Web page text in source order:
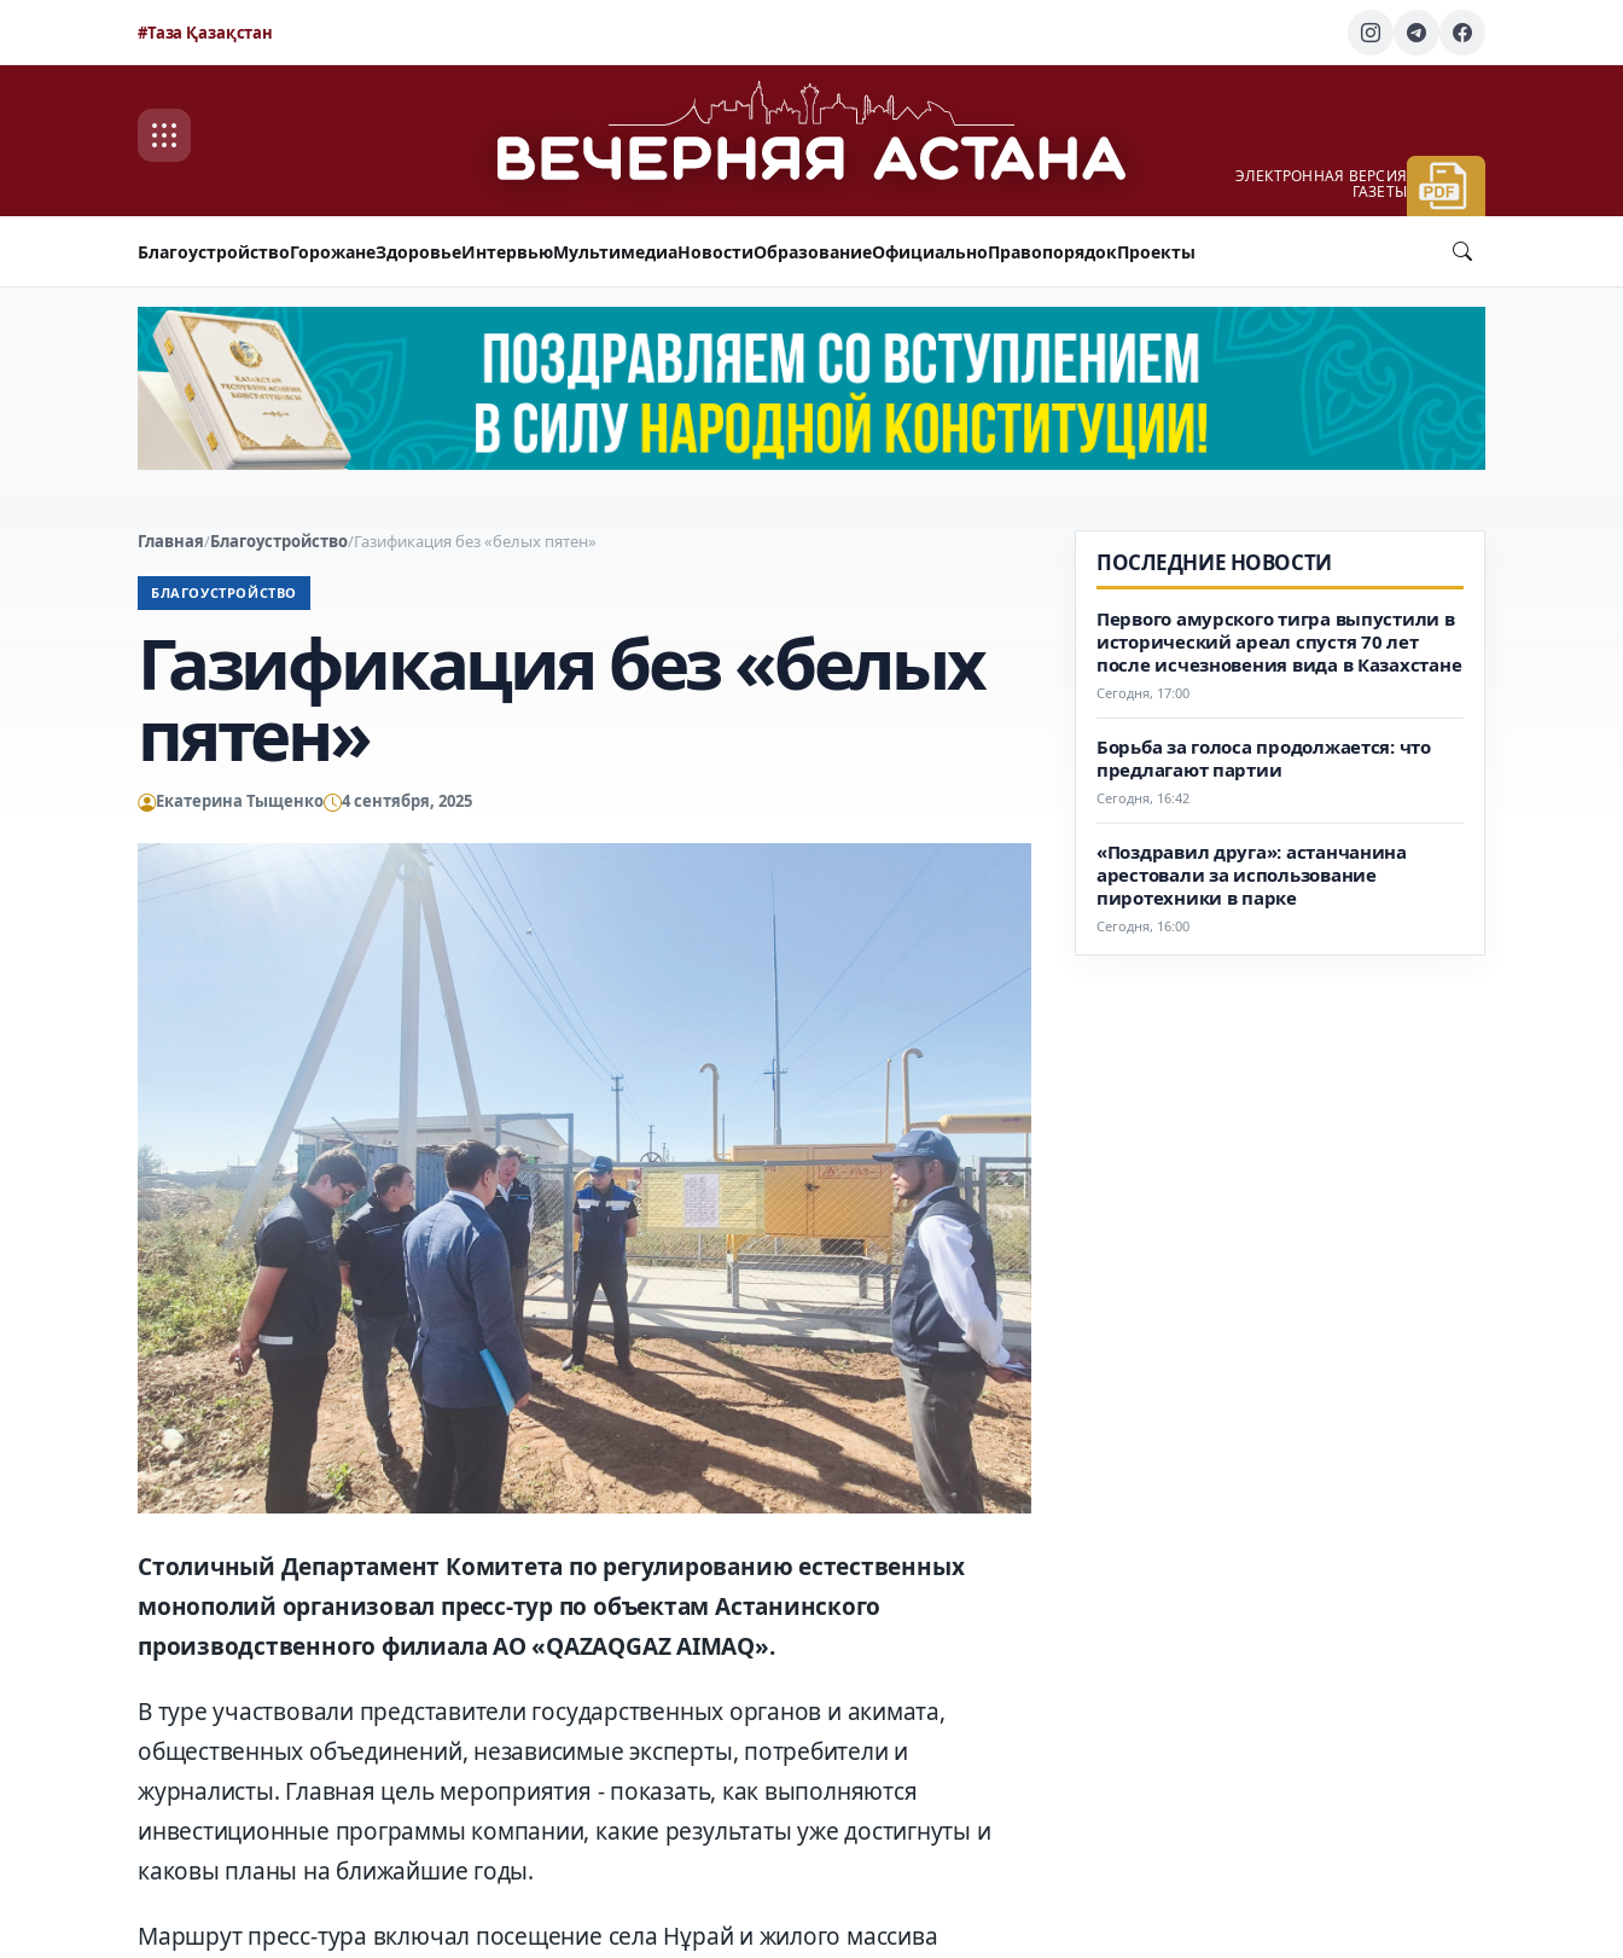
#Таза Қазақстан
ЭЛЕКТРОННАЯ ВЕРСИЯ
ГАЗЕТЫ
БлагоустройствоГорожанеЗдоровьеИнтервьюМультимедиаНовостиОбразованиеОфициальноПравопорядокПроекты
Главная/Благоустройство/Газификация без «белых пятен»
БЛАГОУСТРОЙСТВО
Газификация без «белых
пятен»
Екатерина Тыщенко 4 сентября, 2025
Столичный Департамент Комитета по регулированию естественных
монополий организовал пресс-тур по объектам Астанинского
производственного филиала АО «QAZAQGAZ AIMAQ».
В туре участвовали представители государственных органов и акимата,
общественных объединений, независимые эксперты, потребители и
журналисты. Главная цель мероприятия - показать, как выполняются
инвестиционные программы компании, какие результаты уже достигнуты и
каковы планы на ближайшие годы.
Маршрут пресс-тура включал посещение села Нұрай и жилого массива
ПОСЛЕДНИЕ НОВОСТИ
Первого амурского тигра выпустили в
исторический ареал спустя 70 лет
после исчезновения вида в Казахстане
Сегодня, 17:00
Борьба за голоса продолжается: что
предлагают партии
Сегодня, 16:42
«Поздравил друга»: астанчанина
арестовали за использование
пиротехники в парке
Сегодня, 16:00